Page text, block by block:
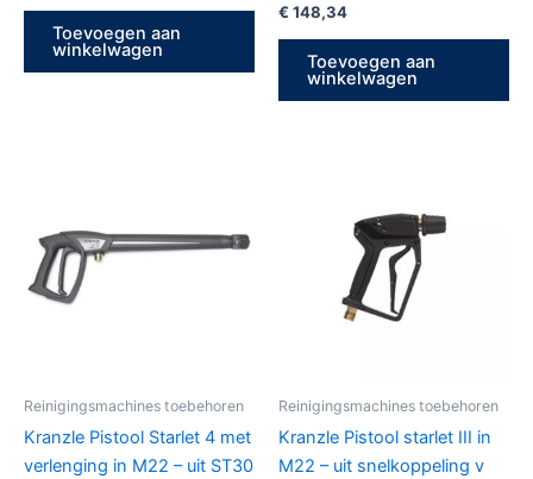
Toevoegen aan
winkelwagen
€ 148,34
Toevoegen aan
winkelwagen
Reinigingsmachines toebehoren
Kranzle Pistool Starlet 4 met
verlenging in M22 – uit ST30
Reinigingsmachines toebehoren
Kranzle Pistool starlet III in
M22 – uit snelkoppeling v